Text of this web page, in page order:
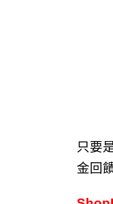
只要
金回